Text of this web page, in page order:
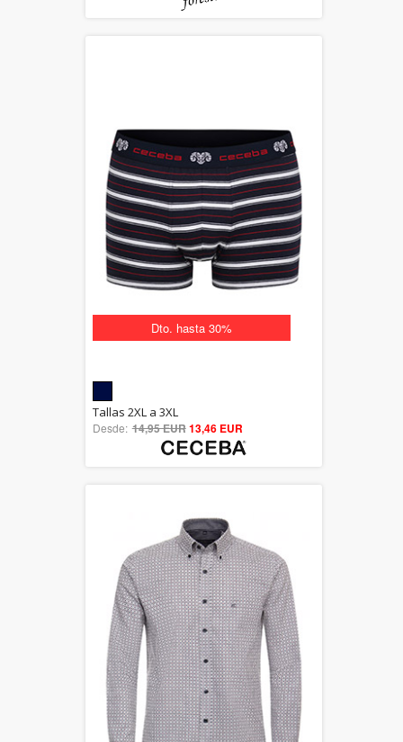
Dto. hasta 30%
5.00
out of 5
Tallas 2XL a 3XL
Desde: 14,95 EUR13,46 EUR